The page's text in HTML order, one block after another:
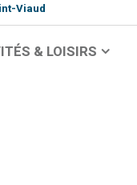
Viaud
& LOISIRS